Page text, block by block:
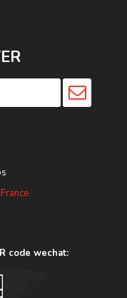
code wechat: